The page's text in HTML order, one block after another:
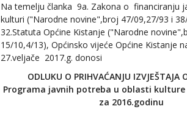
Na temelju članka 9a. Zakona o financiranju
kulturi ("Narodne novine",broj 47/09,27/93 i
32.Statuta Općine Kistanje ("Narodne
15/10,4/13), Općinsko vijeće Općine Kistanje
27.veljače 2017.g. donosi
ODLUKU O PRIHVAĆANJU IZVJEŠTAJA
Programa javnih potreba u oblasti kulture
za 2016.godinu